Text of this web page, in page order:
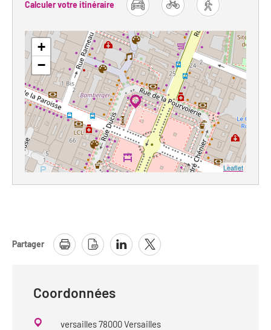
Calculer votre itinéraire
car bike foot
+
−
Leaflet
Partager
Coordonnées
versailles 78000 Versailles